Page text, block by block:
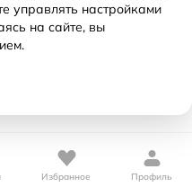
Избранное Профиль
управлять настройками
на сайте, вы